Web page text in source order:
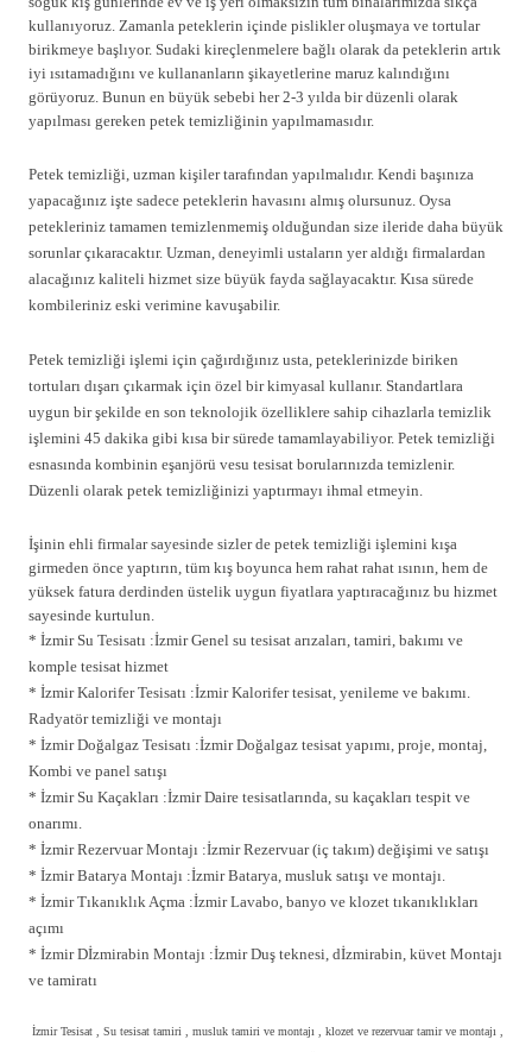
kullanıyoruz. Zamanla peteklerin içinde pislikler oluşmaya ve tortular
birikmeye başlıyor. Sudaki kireçlenmelere bağlı olarak da peteklerin artık
iyi ısıtamadığını ve kullananların şikayetlerine maruz kalındığını
görüyoruz. Bunun en büyük sebebi her 2-3 yılda bir düzenli olarak
yapılması gereken petek temizliğinin yapılmamasıdır.
Petek temizliği, uzman kişiler tarafından yapılmalıdır. Kendi başınıza
yapacağınız işte sadece peteklerin havasını almış olursunuz. Oysa
petekleriniz tamamen temizlenmemiş olduğundan size ileride daha büyük
sorunlar çıkaracaktır. Uzman, deneyimli ustaların yer aldığı firmalardan
alacağınız kaliteli hizmet size büyük fayda sağlayacaktır. Kısa sürede
kombileriniz eski verimine kavuşabilir.
Petek temizliği işlemi için çağırdığınız usta, peteklerinizde biriken
tortuları dışarı çıkarmak için özel bir kimyasal kullanır. Standartlara
uygun bir şekilde en son teknolojik özelliklere sahip cihazlarla temizlik
işlemini 45 dakika gibi kısa bir sürede tamamlayabiliyor. Petek temizliği
esnasında kombinin eşanjörü vesu tesisat borularınızda temizlenir.
Düzenli olarak petek temizliğinizi yaptırmayı ihmal etmeyin.
İşinin ehli firmalar sayesinde sizler de petek temizliği işlemini kışa
girmeden önce yaptırın, tüm kış boyunca hem rahat rahat ısının, hem de
yüksek fatura derdinden üstelik uygun fiyatlara yaptıracağınız bu hizmet
sayesinde kurtulun.
* İzmir Su Tesisatı :İzmir Genel su tesisat arızaları, tamiri, bakımı ve
komple tesisat hizmet
* İzmir Kalorifer Tesisatı :İzmir Kalorifer tesisat, yenileme ve bakımı.
Radyatör temizliği ve montajı
* İzmir Doğalgaz Tesisatı :İzmir Doğalgaz tesisat yapımı, proje, montaj,
Kombi ve panel satışı
* İzmir Su Kaçakları :İzmir Daire tesisatlarında, su kaçakları tespit ve
onarımı.
* İzmir Rezervuar Montajı :İzmir Rezervuar (iç takım) değişimi ve satışı
* İzmir Batarya Montajı :İzmir Batarya, musluk satışı ve montajı.
* İzmir Tıkanıklık Açma :İzmir Lavabo, banyo ve klozet tıkanıklıkları
açımı
* İzmir Dİzmirabin Montajı :İzmir Duş teknesi, dİzmirabin, küvet Montajı
ve tamiratı
İzmir Tesisat , Su tesisat tamiri , musluk tamiri ve montajı , klozet ve rezervuar tamir ve montajı ,